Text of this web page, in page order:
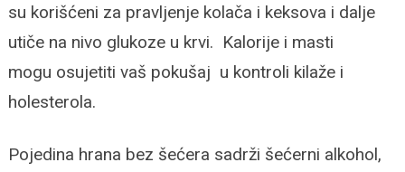
su korišćeni za pravljenje kolača i keksova i dalje
utiče na nivo glukoze u krvi. Kalorije i masti
mogu osujetiti vaš pokušaj u kontroli kilaže i
holesterola.
Pojedina hrana bez šećera sadrži šećerni alkohol,